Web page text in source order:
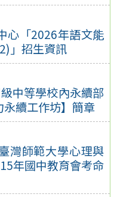
心「2026年語文能
」招生資訊
中等學校內永續部
續工作坊】簡章
灣師範大學心理與
年國中教育會考命